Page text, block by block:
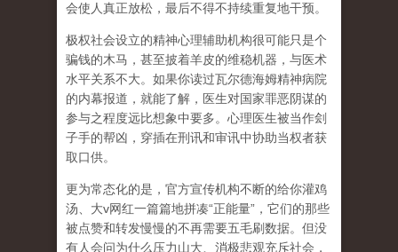
会使人真正放松，最后不得不持续重复地干预。
极权社会设立的精神心理辅助机构很可能只是个
骗钱的木马，甚至披着羊皮的维稳机器，与医术
水平关系不大。如果你读过瓦尔德海姆精神病院
的内幕报道，就能了解，医生对国家罪恶阴谋的
参与之程度远比想象中要多。心理医生被当作刽
子手的帮凶，穿插在刑讯和审讯中协助当权者获
取口供。
更为常态化的是，官方宣传机构不断的给你灌鸡
汤、大v网红一篇篇地拼凑“正能量” ，它们的那些
被点赞和转发慢慢的不再需要五毛刷数据。但没
有人会问为什么压力山大、消极悲观充斥社会，